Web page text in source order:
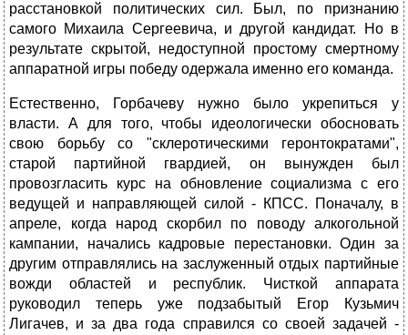
расстановкой политических сил. Был, по признанию
самого Михаила Сергеевича, и другой кандидат. Но в
результате скрытой, недоступной простому смертному
аппаратной игры победу одержала именно его команда.
Естественно, Горбачеву нужно было укрепиться у
власти. А для того, чтобы идеологически обосновать
свою борьбу со "склеротическими геронтократами",
старой партийной гвардией, он вынужден был
провозгласить курс на обновление социализма с его
ведущей и направляющей силой - КПСС. Поначалу, в
апреле, когда народ скорбил по поводу алкогольной
кампании, начались кадровые перестановки. Один за
другим отправлялись на заслуженный отдых партийные
вожди областей и республик. Чисткой аппарата
руководил теперь уже подзабытый Егор Кузьмич
Лигачев, и за два года справился со своей задачей -